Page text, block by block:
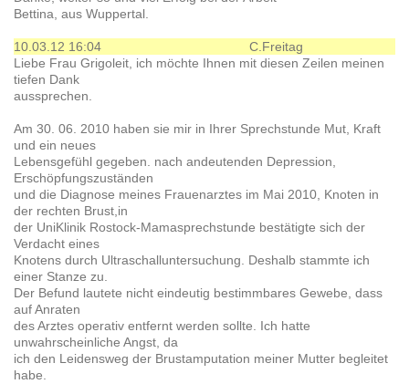
Bettina, aus Wuppertal.
10.03.12 16:04
C.Freitag
Liebe Frau Grigoleit, ich möchte Ihnen mit diesen Zeilen meinen
tiefen Dank
aussprechen.
Am 30. 06. 2010 haben sie mir in Ihrer Sprechstunde Mut, Kraft
und ein neues
Lebensgefühl gegeben. nach andeutenden Depression,
Erschöpfungszuständen
und die Diagnose meines Frauenarztes im Mai 2010, Knoten in
der rechten Brust,in
der UniKlinik Rostock-Mamasprechstunde bestätigte sich der
Verdacht eines
Knotens durch Ultraschalluntersuchung. Deshalb stammte ich
einer Stanze zu.
Der Befund lautete nicht eindeutig bestimmbares Gewebe, dass
auf Anraten
des Arztes operativ entfernt werden sollte. Ich hatte
unwahrscheinliche Angst, da
ich den Leidensweg der Brustamputation meiner Mutter begleitet
habe.